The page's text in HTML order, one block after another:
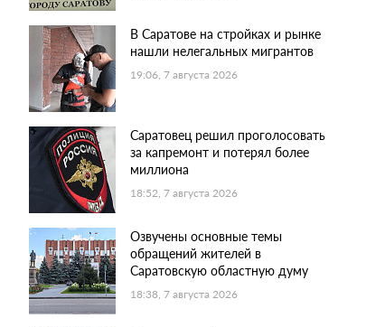
В Саратове на стройках и рынке
нашли нелегальных мигрантов
19:06, 7 августа 2026
Саратовец решил проголосовать
за капремонт и потерял более
миллиона
18:52, 7 августа 2026
Озвучены основные темы
обращений жителей в
Саратовскую областную думу
18:38, 7 августа 2026